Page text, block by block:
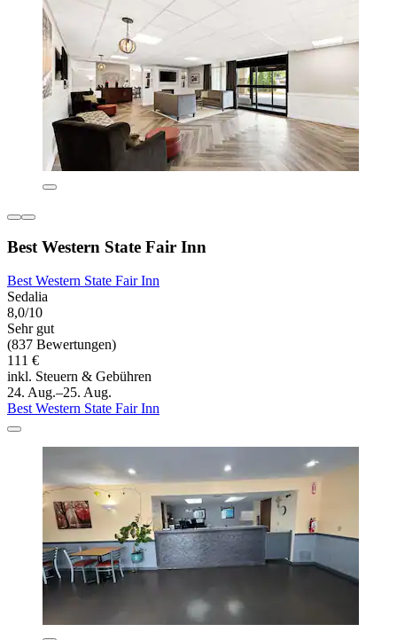
Best Western State Fair Inn
Best Western State Fair Inn
Sedalia
8,0/10
Sehr gut
(837 Bewertungen)
111 €
inkl. Steuern & Gebühren
24. Aug.–25. Aug.
Best Western State Fair Inn